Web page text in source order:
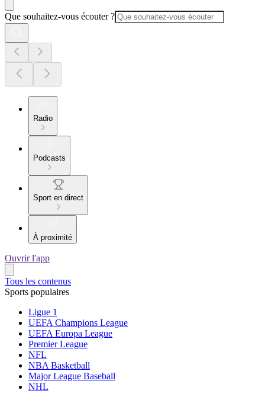
Que souhaitez-vous écouter ?
Radio
Podcasts
Sport en direct
À proximité
Ouvrir l'app
Tous les contenus
Sports populaires
Ligue 1
UEFA Champions League
UEFA Europa League
Premier League
NFL
NBA Basketball
Major League Baseball
NHL